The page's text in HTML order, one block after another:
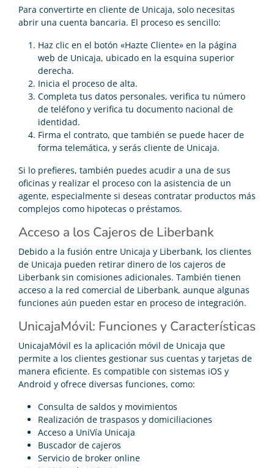
Para convertirte en cliente de Unicaja, solo necesitas
abrir una cuenta bancaria. El proceso es sencillo:
Haz clic en el botón «Hazte Cliente» en la página
web de Unicaja, ubicado en la esquina superior
derecha.
Inicia el proceso de alta.
Completa tus datos personales, verifica tu número
de teléfono y verifica tu documento nacional de
identidad.
Firma el contrato, que también se puede hacer de
forma telemática, y serás cliente de Unicaja.
Si lo prefieres, también puedes acudir a una de sus
oficinas y realizar el proceso con la asistencia de un
agente, especialmente si deseas contratar productos más
complejos como hipotecas o préstamos.
Acceso a los Cajeros de Liberbank
Debido a la fusión entre Unicaja y Liberbank, los clientes
de Unicaja pueden retirar dinero de los cajeros de
Liberbank sin comisiones adicionales. También tienen
acceso a la red comercial de Liberbank, aunque algunas
funciones aún pueden estar en proceso de integración.
UnicajaMóvil: Funciones y Características
UnicajaMóvil es la aplicación móvil de Unicaja que
permite a los clientes gestionar sus cuentas y tarjetas de
manera eficiente. Es compatible con sistemas iOS y
Android y ofrece diversas funciones, como:
Consulta de saldos y movimientos
Realización de traspasos y domiciliaciones
Acceso a UniVía Unicaja
Buscador de cajeros
Servicio de broker online